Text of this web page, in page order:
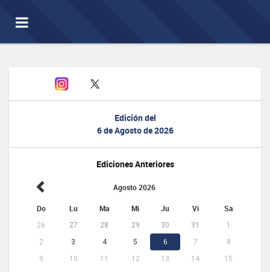
Toggle
navigation
Edición del
6 de Agosto de 2026
Ediciones Anteriores
Agosto 2026
Do Lu Ma Mi Ju Vi Sa
26 27 28 29 30 31
1
2
3 4 5 6 7
8
9
10 11 12 13 14
15